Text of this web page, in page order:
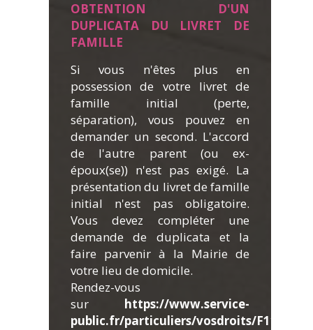
OBTENTION D'UN
DUPLICATA DU LIVRET DE
FAMILLE
Si vous n'êtes plus en
possession de votre livret de
famille initial (perte,
séparation), vous pouvez en
demander un second. L'accord
de l'autre parent (ou ex-
époux(se)) n'est pas exigé. La
présentation du livret de famille
initial n'est pas obligatoire.
Vous devez compléter une
demande de duplicata et la
faire parvenir à la Mairie de
votre lieu de domicile.
Rendez-vous
sur https://www.service-
public.fr/particuliers/vosdroits/F11994